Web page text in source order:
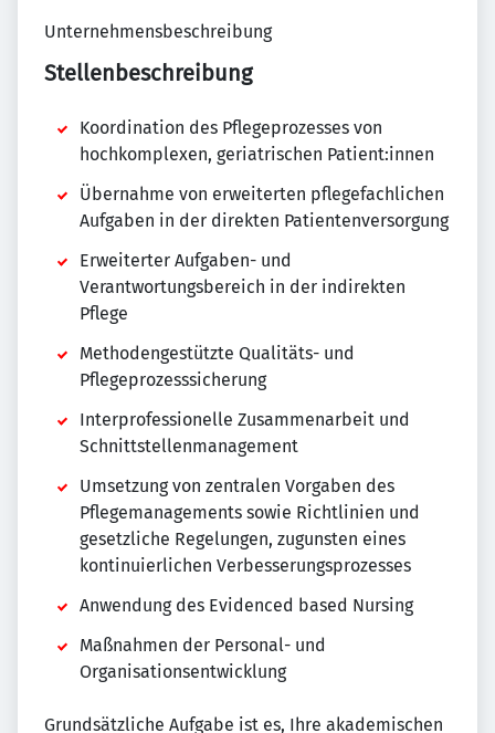
Unternehmensbeschreibung
Stellenbeschreibung
Koordination des Pflegeprozesses von
hochkomplexen, geriatrischen Patient:innen
Übernahme von erweiterten pflegefachlichen
Aufgaben in der direkten Patientenversorgung
Erweiterter Aufgaben- und
Verantwortungsbereich in der indirekten
Pflege
Methodengestützte Qualitäts- und
Pflegeprozesssicherung
Interprofessionelle Zusammenarbeit und
Schnittstellenmanagement
Umsetzung von zentralen Vorgaben des
Pflegemanagements sowie Richtlinien und
gesetzliche Regelungen, zugunsten eines
kontinuierlichen Verbesserungsprozesses
Anwendung des Evidenced based Nursing
Maßnahmen der Personal- und
Organisationsentwicklung
Grundsätzliche Aufgabe ist es, Ihre akademischen